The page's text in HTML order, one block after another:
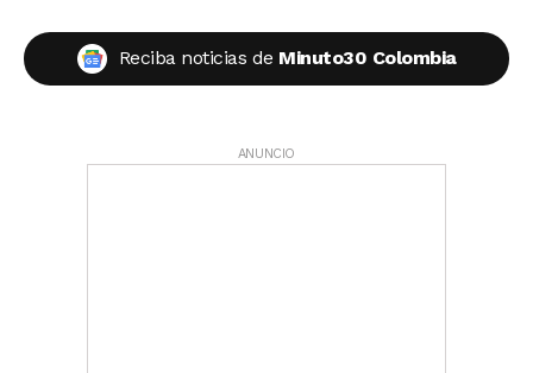
Reciba noticias de Minuto30 Colombia
ANUNCIO